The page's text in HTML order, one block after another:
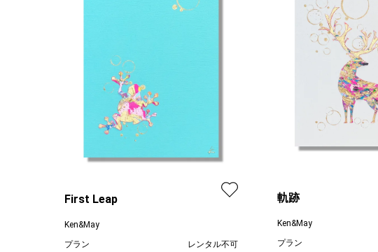
First Leap
Ken&May
プラン
レンタル不可
軌跡
Ken&May
プラン